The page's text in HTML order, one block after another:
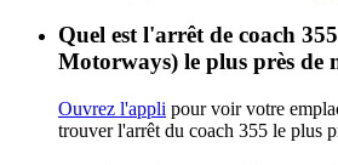
Quel est l'arrêt de coach
Motorways) le plus près de
Ouvrez l'appli pour voir votre
trouver l'arrêt du coach 355 le plus